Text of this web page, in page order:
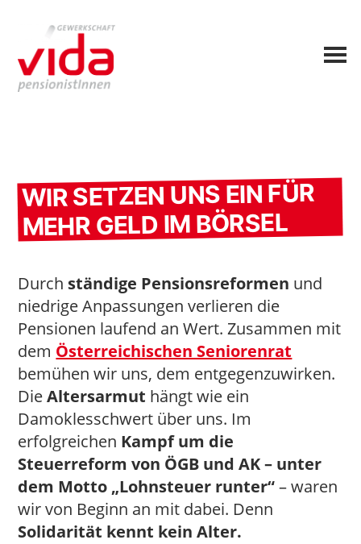
WIR SETZEN UNS EIN FÜR
MEHR GELD IM BÖRSEL
Durch ständige Pensionsreformen und
niedrige Anpassungen verlieren die
Pensionen laufend an Wert. Zusammen mit
dem Österreichischen Seniorenrat
bemühen wir uns, dem entgegenzuwirken.
DieAltersarmut hängt wie ein
Damoklesschwert über uns. Im
erfolgreichen Kampf um die
Steuerreform von ÖGB und AK – unter
dem Motto „Lohnsteuer runter“– waren
wir von Beginn an mit dabei. Denn
Solidarität kennt kein Alter.